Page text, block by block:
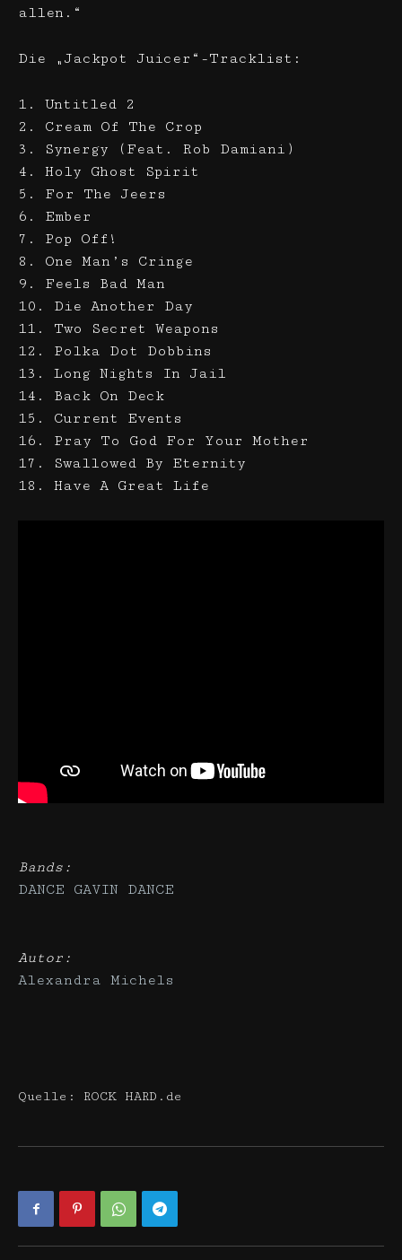
allen.“
Die „Jackpot Juicer“-Tracklist:
1. Untitled 2
2. Cream Of The Crop
3. Synergy (Feat. Rob Damiani)
4. Holy Ghost Spirit
5. For The Jeers
6. Ember
7. Pop Off!
8. One Man’s Cringe
9. Feels Bad Man
10. Die Another Day
11. Two Secret Weapons
12. Polka Dot Dobbins
13. Long Nights In Jail
14. Back On Deck
15. Current Events
16. Pray To God For Your Mother
17. Swallowed By Eternity
18. Have A Great Life
Bands:
DANCE GAVIN DANCE
Autor:
Alexandra Michels
Quelle: ROCK HARD.de